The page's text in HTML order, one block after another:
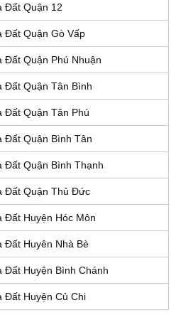
Đất Quận 12
Đất Quận Gò Vấp
Đất Quận Phú Nhuận
Đất Quận Tân Bình
Đất Quận Tân Phú
Đất Quận Bình Tân
Đất Quận Bình Thạnh
Đất Quận Thủ Đức
Đất Huyện Hóc Môn
Đất Huyên Nhà Bè
Đất Huyện Bình Chánh
Đất Huyện Củ Chi